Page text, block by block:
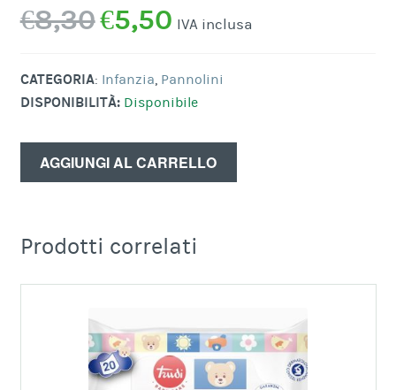
€8,30 Il
originale
era:
€8,30.
€5,50Il
attuale
è:
€5,50.
IVA inclusa
CATEGORIA: Infanzia, Pannolini
DISPONIBILITÀ: Disponibile
AGGIUNGI AL CARRELLO
Prodotti correlati